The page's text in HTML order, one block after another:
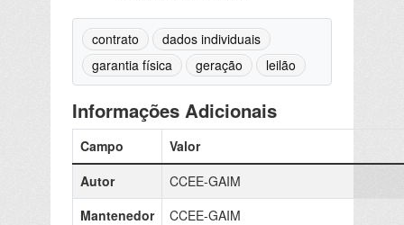
contrato
dados individuais
garantia física
geração leilão
Informações Adicionais
Campo
Valor
Autor
CCEE-GAIM
Mantenedor
CCEE-GAIM